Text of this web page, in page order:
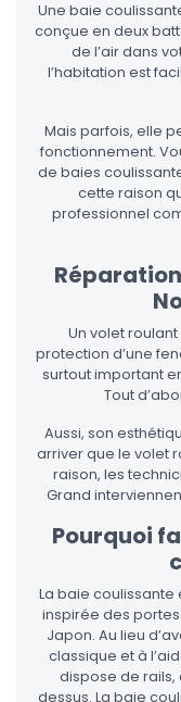
Une baie
conçue en deux
de l’air dans
l’habitation est
Mais parfois, elle
fonctionnement.
de baies
cette raison
professionnel
Un volet
protection d’une
surtout important
Tout
Aussi, son
arriver que le volet
raison, les
Grand
Pourquoi
La baie
inspirée des
Japon. Au lieu
classique et à
dispose de
dessus. La baie